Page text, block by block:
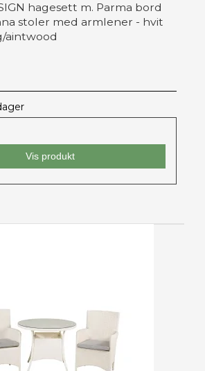
hagesett m. Parma bord
stoler med armlener - hvit
aintwood
Vis produkt